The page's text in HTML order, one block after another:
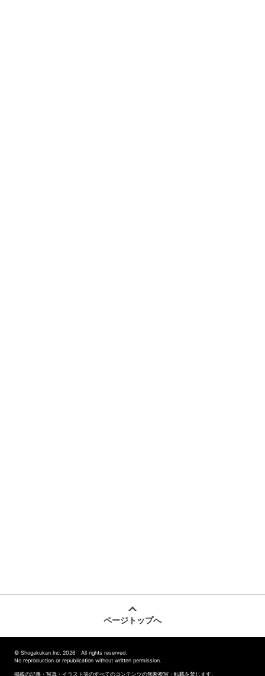
ページトップへ
© Shogakukan Inc. 2026 All rights reserved.
No reproduction or republication without written permission.
掲載の記事・写真・イラスト等のすべてのコンテンツの無断複写・転載を禁じます。